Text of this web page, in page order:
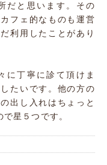
だと思います。その
フェ的なものも運営
利用したことがあり
に丁寧に診て頂けま
たいです。他の方の
出し入れはちょっと
星５つです。